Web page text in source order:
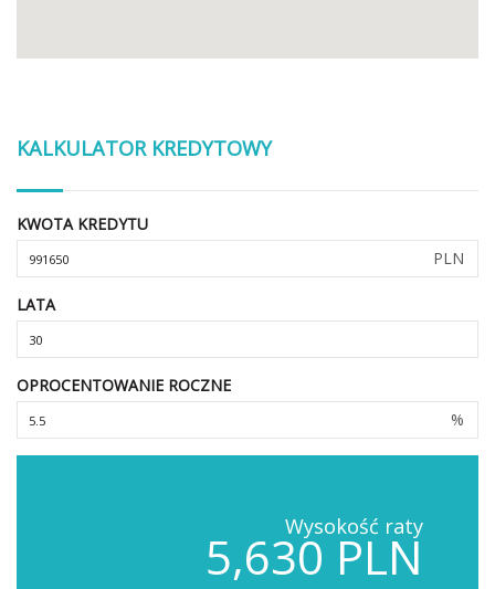
KALKULATOR KREDYTOWY
KWOTA KREDYTU
PLN
LATA
OPROCENTOWANIE ROCZNE
%
Wysokość raty
5,630 PLN